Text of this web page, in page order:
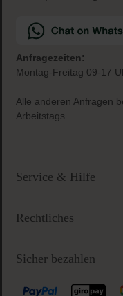
Anfragezeiten:
Montag-Freitag 09-17
Alle anderen Anfragen
Arbeitstags
Service & Hilfe
Rechtliches
Sicher bezahlen